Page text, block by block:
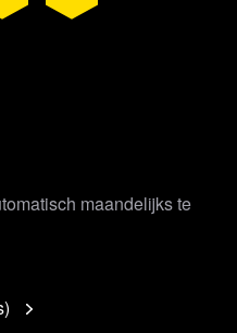
maandelijks te